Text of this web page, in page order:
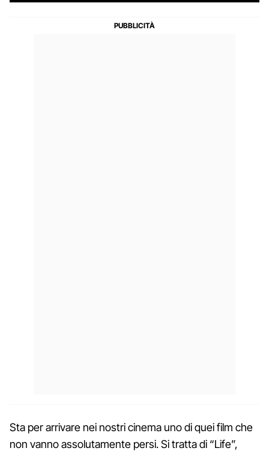
Sta per arrivare nei nostri cinema uno di quei film che
non vanno assolutamente persi. Si tratta di “Life”,